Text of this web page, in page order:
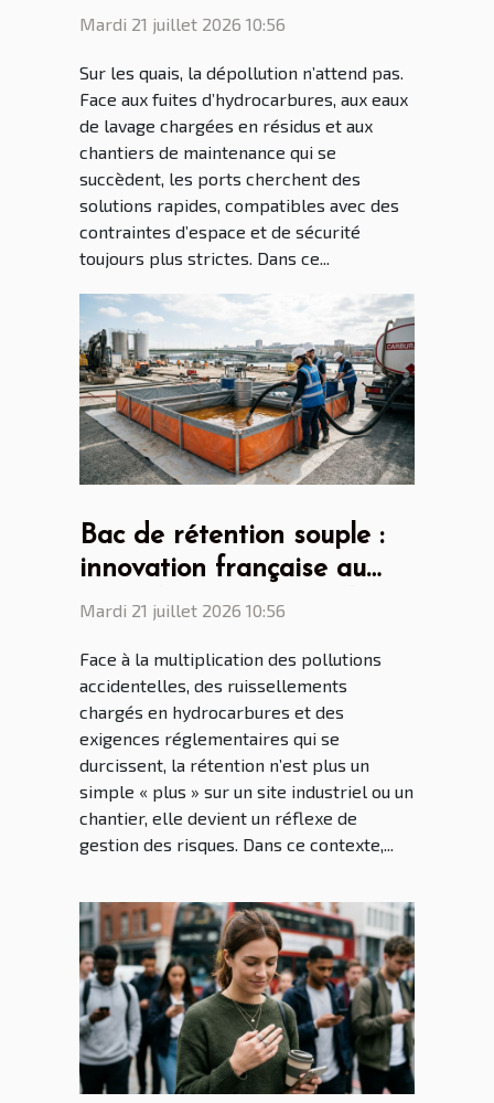
opérations de dépollution
Mardi 21 juillet 2026 10:56
Sur les quais, la dépollution n’attend pas.
Face aux fuites d’hydrocarbures, aux eaux
de lavage chargées en résidus et aux
chantiers de maintenance qui se
succèdent, les ports cherchent des
solutions rapides, compatibles avec des
contraintes d’espace et de sécurité
toujours plus strictes. Dans ce...
Bac de rétention souple :
innovation française au
cœur des enjeux mondiaux
Mardi 21 juillet 2026 10:56
Face à la multiplication des pollutions
accidentelles, des ruissellements
chargés en hydrocarbures et des
exigences réglementaires qui se
durcissent, la rétention n’est plus un
simple « plus » sur un site industriel ou un
chantier, elle devient un réflexe de
gestion des risques. Dans ce contexte,...